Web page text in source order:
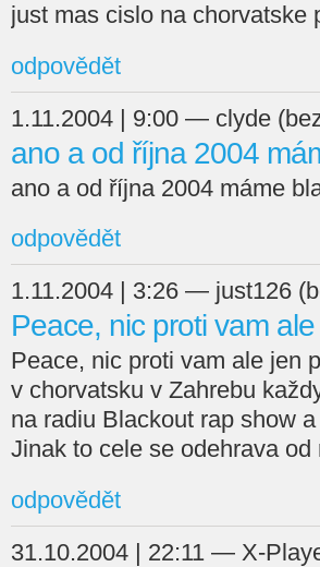
just mas cislo na chorvatske
odpovědět
1.11.2004 | 9:00 — clyde
ano a od října 2004
ano a od října 2004 máme
odpovědět
1.11.2004 | 3:26 — just126
Peace, nic proti vam
Peace, nic proti vam ale jen
v chorvatsku v Zahrebu
na radiu Blackout rap show
Jinak to cele se odehrava od
odpovědět
31.10.2004 | 22:11 — X-